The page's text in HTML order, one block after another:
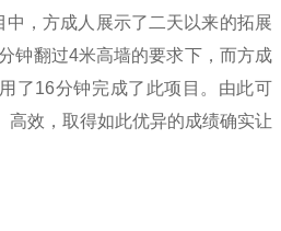
，方成人展示了二天以来的拓展
钟翻过4米高墙的要求下，而方成
了16分钟完成了此项目。由此可
高效，取得如此优异的成绩确实让